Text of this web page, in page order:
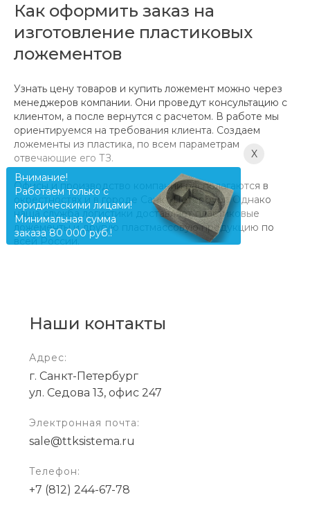
Как оформить заказ на
изготовление пластиковых
ложементов
Узнать цену товаров и купить ложемент можно через
менеджеров компании. Они проведут консультацию с
клиентом, а после вернутся с расчетом. В работе мы
ориентируемся на требования клиента. Создаем
ложементы из пластика, по всем параметрам
отвечающие его ТЗ.
Офисы и производство компании располагаются в
окрестностях и в городе Санкт-Петербург. Однако
наша служба логистики доставляет пластиковые
ложементы и другую пластмассовую продукцию по
Наши контакты
Адрес:
г. Санкт-Петербург
ул. Седова 13, офис 247
Электронная почта:
sale@ttksistema.ru
Телефон:
+7 (812) 244-67-78
X
Внимание!
Работаем только с
юридическими лицами!
Минимальная сумма
заказа 80 000 руб.!